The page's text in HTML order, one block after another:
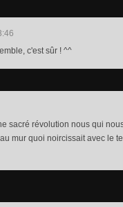
c'est sûr ! ^^
sacré révolution nous qui
mur quoi noircissait avec le